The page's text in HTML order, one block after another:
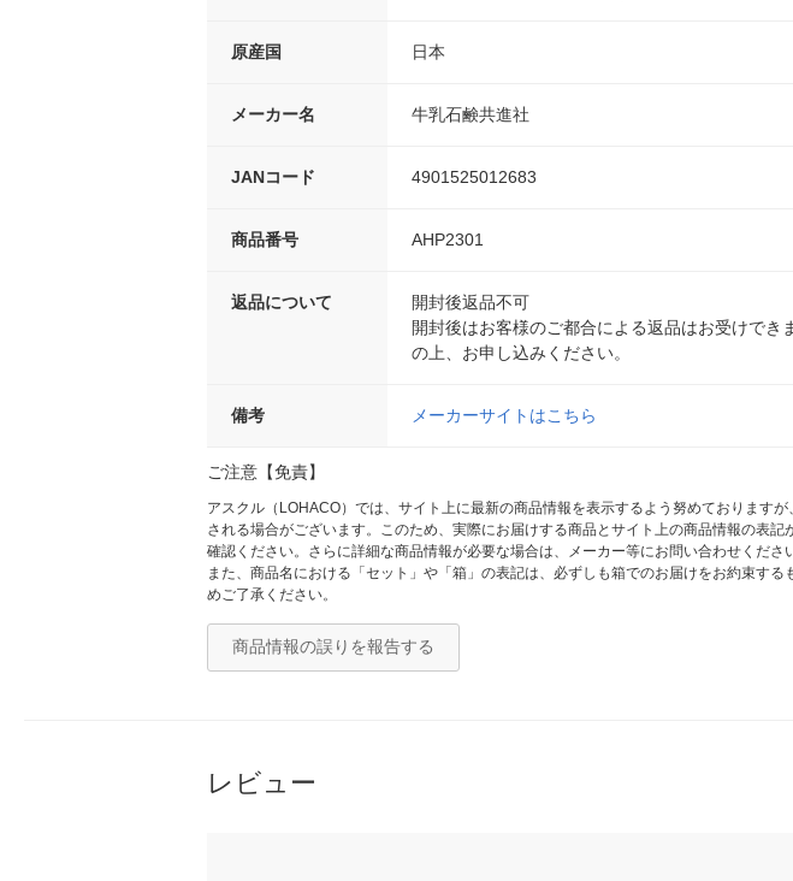
原産国 日本
メーカー名 牛乳石鹸共進社
JANコード 4901525012683
商品番号 AHP2301
返品について
開封後返品不可
開封後はお客様のご都合による返品はお受けで
の上、お申し込みください。
備考 メーカーサイトはこちら
ご注意【免責】
アスクル（LOHACO）では、サイト上に最新の商品情報を表示するよう努めております
される場合がございます。このため、実際にお届けする商品とサイト上の商品情報の表
確認ください。さらに詳細な商品情報が必要な場合は、メーカー等にお問い合わせくださ
また、商品名における「セット」や「箱」の表記は、必ずしも箱でのお届けをお約束す
めご了承ください。
商品情報の誤りを報告する
レビュー